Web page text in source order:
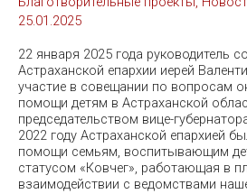
25.01.2025
22 января 2025 года руководитель
Астраханской епархии иерей
участие в совещании по вопросам
помощи детям в Астраханской
председательством вице-
2022 году Астраханской епархией
помощи семьям, воспитывающим
статусом «Ковчег», работающая в
взаимодействии с ведомствами